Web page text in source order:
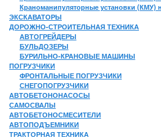
Краноманипуляторные установки (КМУ)
ЭКСКАВАТОРЫ
ДОРОЖНО-СТРОИТЕЛЬНАЯ ТЕХНИКА
АВТОГРЕЙДЕРЫ
БУЛЬДОЗЕРЫ
БУРИЛЬНО-КРАНОВЫЕ МАШИНЫ
ПОГРУЗЧИКИ
ФРОНТАЛЬНЫЕ ПОГРУЗЧИКИ
СНЕГОПОГРУЗЧИКИ
АВТОБЕТОНОНАСОСЫ
САМОСВАЛЫ
АВТОБЕТОНОСМЕСИТЕЛИ
АВТОПОДЪЕМНИКИ
ТРАКТОРНАЯ ТЕХНИКА